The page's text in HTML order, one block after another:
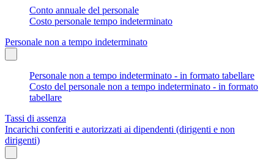
Conto annuale del personale
Costo personale tempo indeterminato
Personale non a tempo indeterminato
Personale non a tempo indeterminato - in formato tabellare
Costo del personale non a tempo indeterminato - in formato
tabellare
Tassi di assenza
Incarichi conferiti e autorizzati ai dipendenti (dirigenti e non
dirigenti)